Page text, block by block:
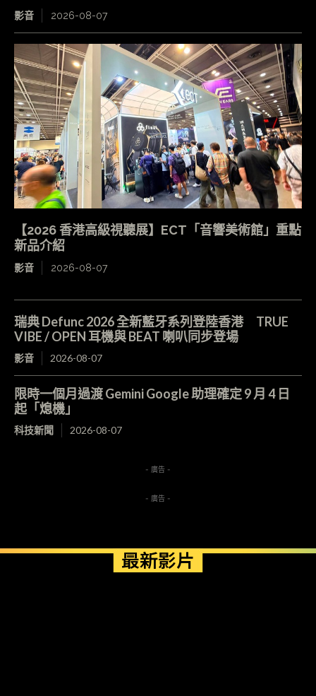
影音 2026-08-07
【2026 香港高級視聽展】ECT「音響美術館」重點
新品介紹
影音 2026-08-07
瑞典 Defunc 2026 全新藍牙系列登陸香港 TRUE
VIBE / OPEN 耳機與 BEAT 喇叭同步登場
影音 2026-08-07
限時一個月過渡 Gemini Google 助理確定 9 月 4 日
起「熄機」
科技新聞 2026-08-07
- 廣告 -
- 廣告 -
最新影片